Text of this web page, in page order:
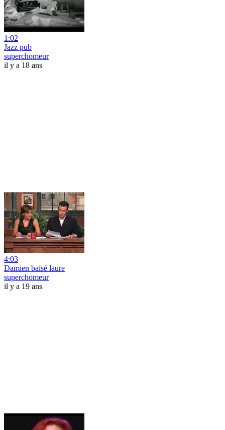
1:02
Jazz pub
superchomeur
il y a 18 ans
4:03
Damien baisé laure
superchomeur
il y a 19 ans